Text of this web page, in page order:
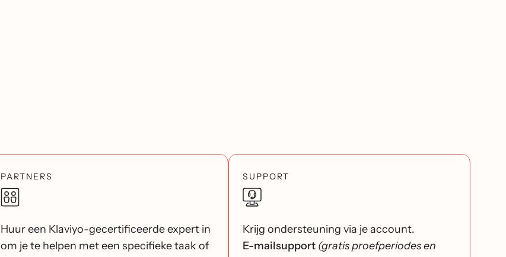
PARTNERS
Huur een Klaviyo-gecertificeerde expert in
om je te helpen met een specifieke taak of
SUPPORT
Krijg ondersteuning via je account.
E-mailsupport (gratis proefperiodes en